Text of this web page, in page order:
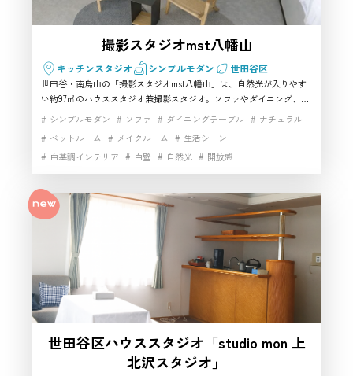
ング、キッチン、玄関、洗面・浴
室、ウッドデッキなどを活用できる
ので、世田谷区で一日撮影を組みた
い方にもおすすめです。ナチュラル
な雰囲気のハウススタジオを探して
いる制作現場には使いやすい構成で
す。
最終的に、どんな撮影におすすめの
スタジオですか？
スタッフ
Natural Wood House世田谷は、世田
谷区で“暮らしの温度感”を出したい
撮影におすすめのハウススタジオで
す。商品撮影、アパレル撮影、ファ
撮影スタジオmst八幡山
キッチンスタジオ シンプルモダン 世田谷区
世田谷・南烏山の「撮影スタジオmst八幡山」は、自然光が入りやす
い約97㎡のハウススタジオ兼撮影スタジオ。ソファやダイニング、メ
イク・更衣に使える控室まわりも整い、ポートレート〜アパレル、コ
照明で雰囲気を変えられるので、世田谷で使い勝手重視のスタジオを
探す方にもおすすめ。駅徒歩圏＆Wi-Fiありで運用もしやすい一室で
す。
シンプルモダン ソファ ダイニングテーブル
ナチュラル
ベットルーム
メイクルーム
生活シーン
白基調インテリア
白壁 自然光
開放感
高速インターネット
世田谷区ハウススタジオ「studio mon 上
北沢スタジオ」